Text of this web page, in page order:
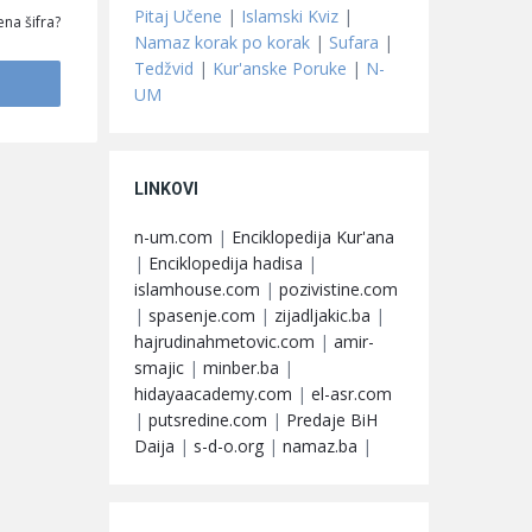
šifra? Pitaj Učene | Islamski Kviz |
Namaz korak po korak | Sufara |
Tedžvid | Kur'anske Poruke | N-
UM
LINKOVI
n-um.com | Enciklopedija Kur'ana
| Enciklopedija hadisa |
islamhouse.com | pozivistine.com
| spasenje.com | zijadljakic.ba |
hajrudinahmetovic.com | amir-
smajic | minber.ba |
hidayaacademy.com | el-asr.com
| putsredine.com | Predaje BiH
Daija | s-d-o.org | namaz.ba |